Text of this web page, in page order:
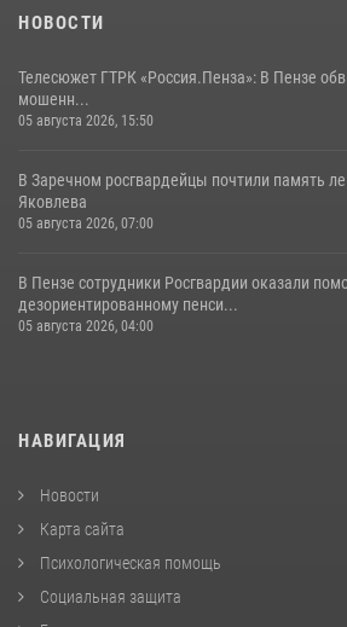
НОВОСТИ
Телесюжет ГТРК «Россия.Пенза»: В Пензе
мошенн...
05 августа 2026, 15:50
В Заречном росгвардейцы почтили память
Яковлева
05 августа 2026, 07:00
В Пензе сотрудники Росгвардии оказали
дезориентированному пенси...
05 августа 2026, 04:00
НАВИГАЦИЯ
Новости
Карта сайта
Психологическая помощь
Социальная защита